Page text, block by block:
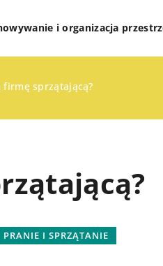
i organizacja
firmę sprzątającą?
PRANIE I SPRZĄTANIE
INNE